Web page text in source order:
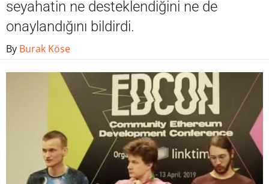
seyahatin ne desteklendiğini ne de
onaylandığını bildirdi.
By Burak Köse